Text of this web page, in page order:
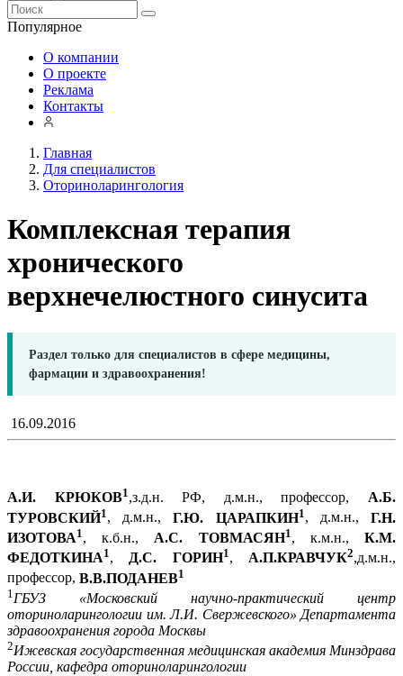
Популярное
О компании
О проекте
Реклама
Контакты
Главная
Для специалистов
Оториноларингология
Комплексная терапия
хронического
верхнечелюстного синусита
Раздел только для специалистов в сфере медицины,
фармации и здравоохранения!
16.09.2016
А.И. КРЮКОВ1 ,з.д.н. РФ, д.м.н., профессор, А.Б.
ТУРОВСКИЙ1 , д.м.н.,Г.Ю. ЦАРАПКИН1 , д.м.н., Г.Н.
ИЗОТОВА1 , к.б.н., А.С. ТОВМАСЯН1 , к.м.н.,К.М.
ФЕДОТКИНА1 , Д.С. ГОРИН1 , А.П.КРАВЧУК2,д.м.н.,
профессор, В.В.ПОДАНЕВ1
1 ГБУЗ «Московский научно-практический центр
оториноларингологии им. Л.И. Свержевского» Департамента
здравоохранения города Москвы
2Ижевская государственная медицинская академия Минздрава
России, кафедра оториноларингологии